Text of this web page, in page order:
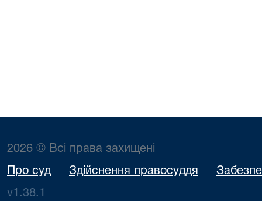
2026 © Всі права захищені
Про суд Здійснення правосуддя
v1.38.1